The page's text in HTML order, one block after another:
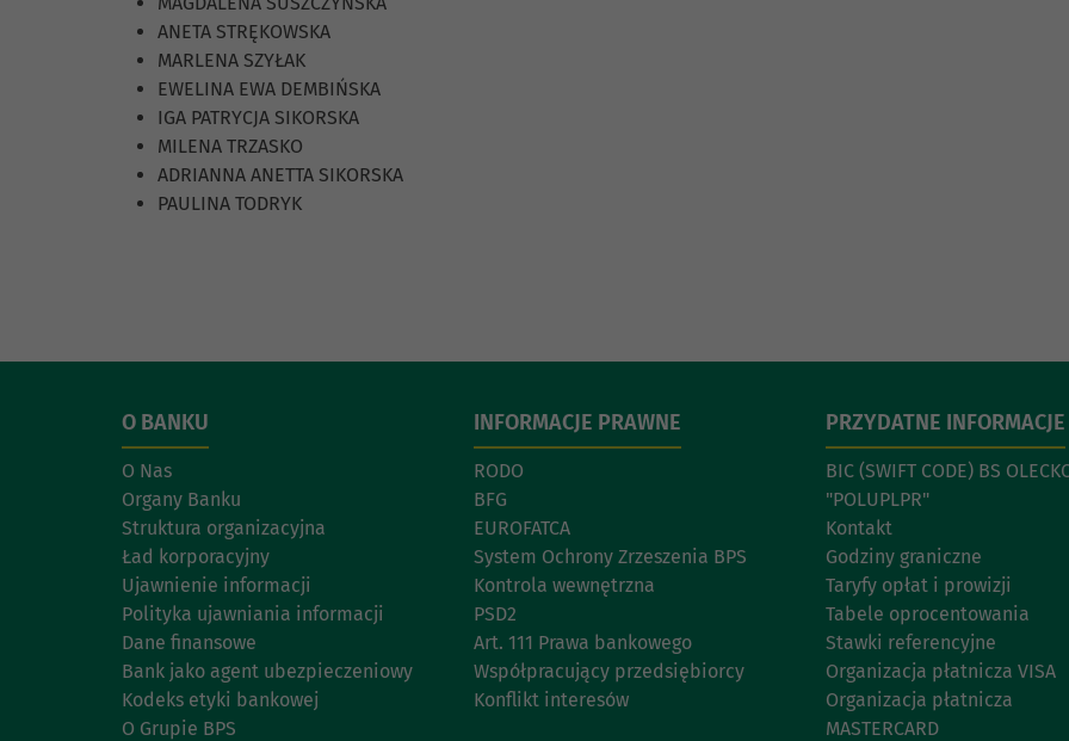
ANETA STRĘKOWSKA
MARLENA SZYŁAK
EWELINA EWA DEMBIŃSKA
IGA PATRYCJA SIKORSKA
MILENA TRZASKO
ADRIANNA ANETTA SIKORSKA
PAULINA TODRYK
O BANKU
O Nas
Organy Banku
Struktura organizacyjna
Ład korporacyjny
Ujawnienie informacji
Polityka ujawniania informacji
Dane finansowe
Bank jako agent ubezpieczeniowy
Kodeks etyki bankowej
O Grupie BPS
INFORMACJE PRAWNE
RODO
BFG
EUROFATCA
System Ochrony Zrzeszenia BPS
Kontrola wewnętrzna
PSD2
Art. 111 Prawa bankowego
Współpracujący przedsiębiorcy
Konflikt interesów
PRZYDATNE INFORMACJE
BIC (SWIFT CODE) BS
"POLUPLPR"
Kontakt
Godziny graniczne
Taryfy opłat i prowizji
Tabele oprocentowania
Stawki referencyjne
Organizacja płatnicza VISA
Organizacja płatnicza
MASTERCARD